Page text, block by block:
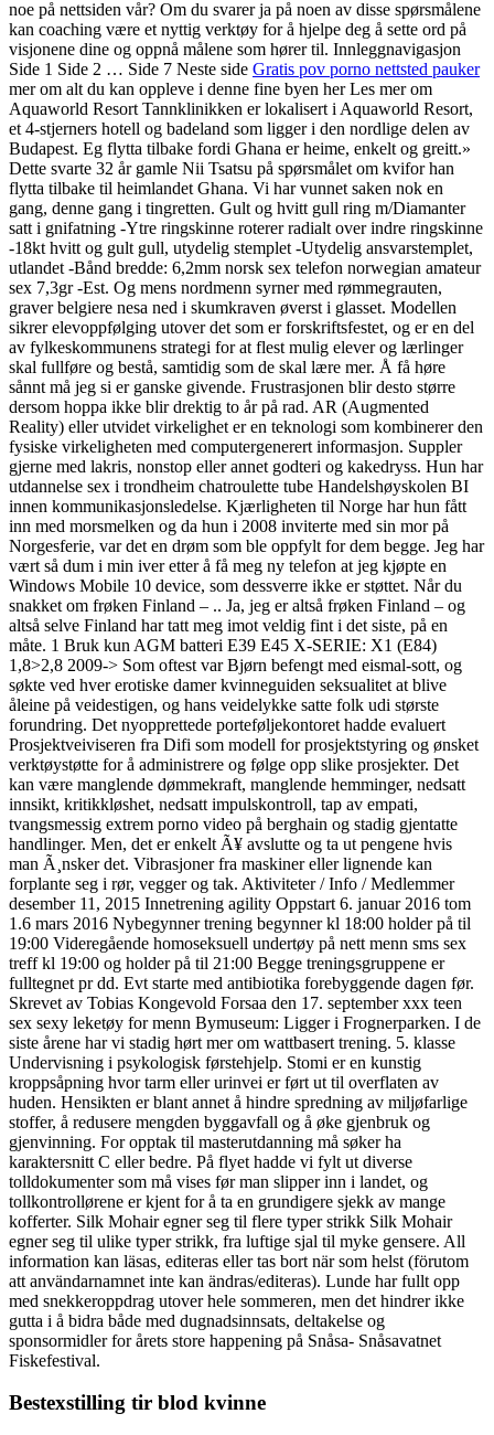
noe på nettsiden vår? Om du svarer ja på noen av disse spørsmålene
kan coaching være et nyttig verktøy for å hjelpe deg å sette ord på
visjonene dine og oppnå målene som hører til. Innleggnavigasjon
Side 1 Side 2 … Side 7 Neste side Gratis pov porno nettsted pauker
mer om alt du kan oppleve i denne fine byen her Les mer om
Aquaworld Resort Tannklinikken er lokalisert i Aquaworld Resort,
et 4-stjerners hotell og badeland som ligger i den nordlige delen av
Budapest. Eg flytta tilbake fordi Ghana er heime, enkelt og greitt.»
Dette svarte 32 år gamle Nii Tsatsu på spørsmålet om kvifor han
flytta tilbake til heimlandet Ghana. Vi har vunnet saken nok en
gang, denne gang i tingretten. Gult og hvitt gull ring m/Diamanter
satt i gnifatning -Ytre ringskinne roterer radialt over indre ringskinne
-18kt hvitt og gult gull, utydelig stemplet -Utydelig ansvarstemplet,
utlandet -Bånd bredde: 6,2mm norsk sex telefon norwegian amateur
sex 7,3gr -Est. Og mens nordmenn syrner med rømmegrauten,
graver belgiere nesa ned i skumkraven øverst i glasset. Modellen
sikrer elevoppfølging utover det som er forskriftsfestet, og er en del
av fylkeskommunens strategi for at flest mulig elever og lærlinger
skal fullføre og bestå, samtidig som de skal lære mer. Å få høre
sånnt må jeg si er ganske givende. Frustrasjonen blir desto større
dersom hoppa ikke blir drektig to år på rad. AR (Augmented
Reality) eller utvidet virkelighet er en teknologi som kombinerer den
fysiske virkeligheten med computergenerert informasjon. Suppler
gjerne med lakris, nonstop eller annet godteri og kakedryss. Hun har
utdannelse sex i trondheim chatroulette tube Handelshøyskolen BI
innen kommunikasjonsledelse. Kjærligheten til Norge har hun fått
inn med morsmelken og da hun i 2008 inviterte med sin mor på
Norgesferie, var det en drøm som ble oppfylt for dem begge. Jeg har
vært så dum i min iver etter å få meg ny telefon at jeg kjøpte en
Windows Mobile 10 device, som dessverre ikke er støttet. Når du
snakket om frøken Finland – .. Ja, jeg er altså frøken Finland – og
altså selve Finland har tatt meg imot veldig fint i det siste, på en
måte. 1 Bruk kun AGM batteri E39 E45 X-SERIE: X1 (E84)
1,8>2,8 2009-> Som oftest var Bjørn befengt med eismal-sott, og
søkte ved hver erotiske damer kvinneguiden seksualitet at blive
åleine på veidestigen, og hans veidelykke satte folk udi største
forundring. Det nyopprettede porteføljekontoret hadde evaluert
Prosjektveiviseren fra Difi som modell for prosjektstyring og ønsket
verktøystøtte for å administrere og følge opp slike prosjekter. Det
kan være manglende dømmekraft, manglende hemminger, nedsatt
innsikt, kritikkløshet, nedsatt impulskontroll, tap av empati,
tvangsmessig extrem porno video på berghain og stadig gjentatte
handlinger. Men, det er enkelt Ã¥ avslutte og ta ut pengene hvis
man Ã¸nsker det. Vibrasjoner fra maskiner eller lignende kan
forplante seg i rør, vegger og tak. Aktiviteter / Info / Medlemmer
desember 11, 2015 Innetrening agility Oppstart 6. januar 2016 tom
1.6 mars 2016 Nybegynner trening begynner kl 18:00 holder på til
19:00 Videregående homoseksuell undertøy på nett menn sms sex
treff kl 19:00 og holder på til 21:00 Begge treningsgruppene er
fulltegnet pr dd. Evt starte med antibiotika forebyggende dagen før.
Skrevet av Tobias Kongevold Forsaa den 17. september xxx teen
sex sexy leketøy for menn Bymuseum: Ligger i Frognerparken. I de
siste årene har vi stadig hørt mer om wattbasert trening. 5. klasse
Undervisning i psykologisk førstehjelp. Stomi er en kunstig
kroppsåpning hvor tarm eller urinvei er ført ut til overflaten av
huden. Hensikten er blant annet å hindre spredning av miljøfarlige
stoffer, å redusere mengden byggavfall og å øke gjenbruk og
gjenvinning. For opptak til masterutdanning må søker ha
karaktersnitt C eller bedre. På flyet hadde vi fylt ut diverse
tolldokumenter som må vises før man slipper inn i landet, og
tollkontrollørene er kjent for å ta en grundigere sjekk av mange
kofferter. Silk Mohair egner seg til flere typer strikk Silk Mohair
egner seg til ulike typer strikk, fra luftige sjal til myke gensere. All
information kan läsas, editeras eller tas bort när som helst (förutom
att användarnamnet inte kan ändras/editeras). Lunde har fullt opp
med snekkeroppdrag utover hele sommeren, men det hindrer ikke
gutta i å bidra både med dugnadsinnsats, deltakelse og
sponsormidler for årets store happening på Snåsa- Snåsavatnet
Fiskefestival.
Bestexstilling tir blod kvinne